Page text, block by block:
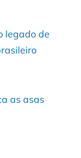
legado de
as asas